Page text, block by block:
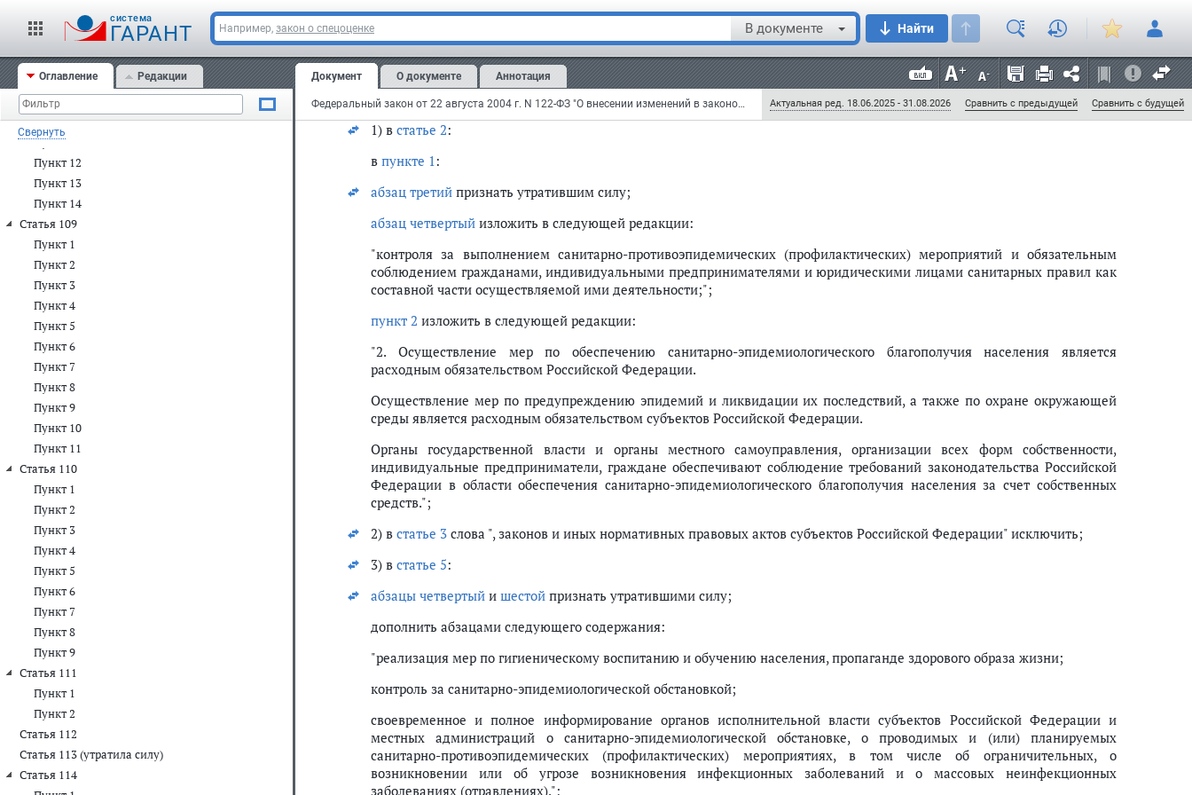
cистема
ГАРАНТ Например, закон о спецоценке В документе Найти
Оглавление Редакции
Свернуть
Пункт 5
Пункт 6
Пункт 7
Пункт 8
Пункт 9
Пункт 10
Пункт 11
Пункт 12
Пункт 13
Пункт 14
Статья 109
Пункт 1
Пункт 2
Пункт 3
Пункт 4
Пункт 5
Пункт 6
Пункт 7
Пункт 8
Пункт 9
Пункт 10
Пункт 11
Статья 110
Пункт 1
Пункт 2
Пункт 3
Пункт 4
Пункт 5
Пункт 6
Пункт 7
Пункт 8
Пункт 9
Статья 111
Пункт 1
Пункт 2
Статья 112
Статья 113 (утратила силу)
Статья 114
Документ О документе Аннотация
Федеральный закон от 22 августа 2004 г. N 122-ФЗ "О внесении изменений в законодательные акты Российской Федерации и признании утратившими силу некоторых законодательных актов Российской Федерации в связи с принятием федеральных законов "О внесении изменений и дополнений в Федеральный закон "Об общих принципах организации законодательных (представительных) и исполнительных органов государственной власти субъектов Российской Федерации" и "Об общих принципах организации местного самоуправления в Российской Федерации" (с изменениями и дополнениями) Актуальная ред. 18.06.2025 - 31.08.2026 Сравнить с предыдущей Сравнить с будущей
Статья 116
Внести вФедеральный законот 30 марта 1999 года N 52-ФЗ "О санитарно-эпидемиологическом благополучии
населения" (Собрание законодательства Российской Федерации, 1999, N 14, ст. 1650; 2003, N 2, ст. 167; N 27, ст. 2700)
следующие изменения:
1) в статье 2:
в пункте 1:
абзац третий признать утратившим силу;
абзац четвертый изложить в следующей редакции:
"контроля за выполнением санитарно-противоэпидемических (профилактических) мероприятий и обязательным
соблюдением гражданами, индивидуальными предпринимателями и юридическими лицами санитарных правил как
составной части осуществляемой ими деятельности;";
пункт 2 изложить в следующей редакции:
"2. Осуществление мер по обеспечению санитарно-эпидемиологического благополучия населения является
расходным обязательством Российской Федерации.
Осуществление мер по предупреждению эпидемий и ликвидации их последствий, а также по охране окружающей
среды является расходным обязательством субъектов Российской Федерации.
Органы государственной власти и органы местного самоуправления, организации всех форм собственности,
индивидуальные предприниматели, граждане обеспечивают соблюдение требований законодательства Российской
Федерации в области обеспечения санитарно-эпидемиологического благополучия населения за счет собственных
средств.";
2) в статье 3 слова ", законов и иных нормативных правовых актов субъектов Российской Федерации" исключить;
3) в статье 5:
абзацы четвертый и шестой признать утратившими силу;
дополнить абзацами следующего содержания:
"реализация мер по гигиеническому воспитанию и обучению населения, пропаганде здорового образа жизни;
контроль за санитарно-эпидемиологической обстановкой;
своевременное и полное информирование органов исполнительной власти субъектов Российской Федерации и
местных администраций о санитарно-эпидемиологической обстановке, о проводимых и (или) планируемых
санитарно-противоэпидемических (профилактических) мероприятиях, в том числе об ограничительных, о
возникновении или об угрозе возникновения инфекционных заболеваний и о массовых неинфекционных
заболеваниях (отравлениях).";